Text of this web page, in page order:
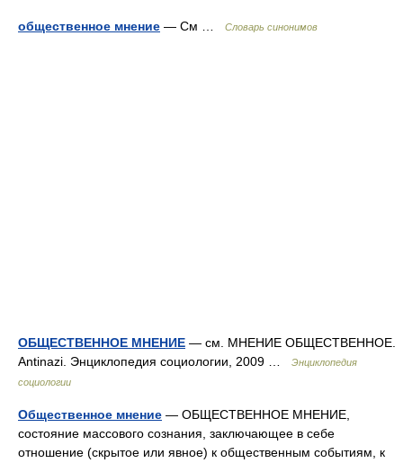
общественное мнение — См … Словарь синонимов
ОБЩЕСТВЕННОЕ МНЕНИЕ — см. МНЕНИЕ ОБЩЕСТВЕННОЕ.
Antinazi. Энциклопедия социологии, 2009 …
Энциклопедия
социологии
Общественное мнение — ОБЩЕСТВЕННОЕ МНЕНИЕ,
состояние массового сознания, заключающее в себе
отношение (скрытое или явное) к общественным событиям, к